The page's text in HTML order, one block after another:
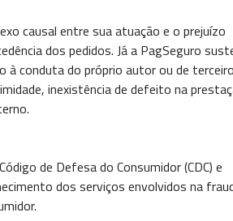
causal entre sua atuação e o prejuízo
dos pedidos. Já a PagSeguro
à conduta do próprio autor ou de
inexistência de defeito na
de Defesa do Consumidor (CDC) e
dos serviços envolvidos na